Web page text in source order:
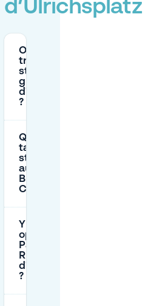
d’Ulrichsplatz
Où puis-je
trouver un
stationnement
gratuit près
d'Ulrichsplatz
?
Quels sont les
tarifs de
stationnement
au
BREPARKhaus
City Gate ?
Y a-t-il une
option de
Park and
Ride près
d'Ulrichsplatz
?